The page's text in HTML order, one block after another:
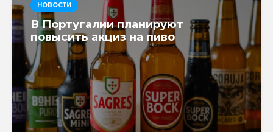
НОВОСТИ
В Португалии планируют
повысить акциз на пиво